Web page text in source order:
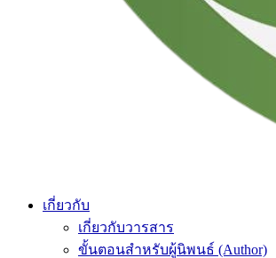
เกี่ยวกับ
เกี่ยวกับวารสาร
ขั้นตอนสำหรับผู้นิพนธ์ (Author)